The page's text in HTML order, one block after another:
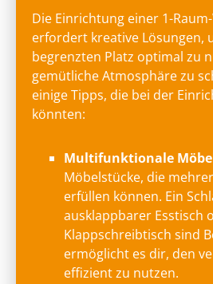
Die Einrichtung einer 1-
erfordert kreative Lösungen,
begrenzten Platz optimal zu
gemütliche Atmosphäre zu
einige Tipps, die bei der
könnten:
Multifunktionale
Möbelstücke, die
erfüllen können. Ein
ausklappbarer Esstisch
Klappschreibtisch sind
ermöglicht es dir, den
effizient zu nutzen.